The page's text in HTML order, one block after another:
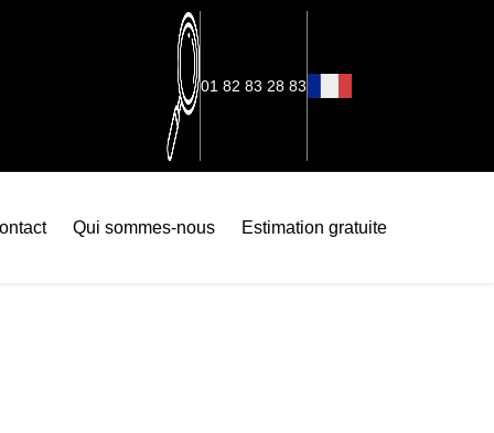
01 82 83 28 83
Qui sommes-nous Estimation gratuite